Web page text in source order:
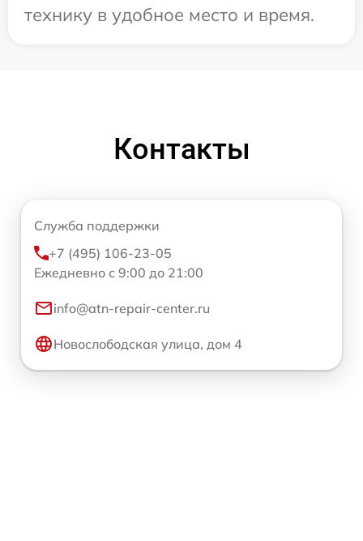
технику в удобное место и время.
Контакты
Служба поддержки
+7 (495) 106-23-05
Ежедневно с 9:00 до 21:00
info@atn-repair-center.ru
Новослободская улица, дом 4